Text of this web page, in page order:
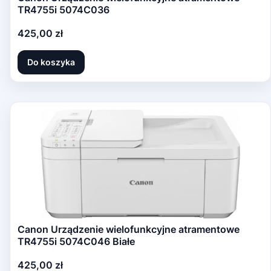
TR4755i 5074C036
Cena
425,00 zł
Do koszyka
Canon Urządzenie wielofunkcyjne atramentowe
TR4755i 5074C046 Białe
Cena
425,00 zł